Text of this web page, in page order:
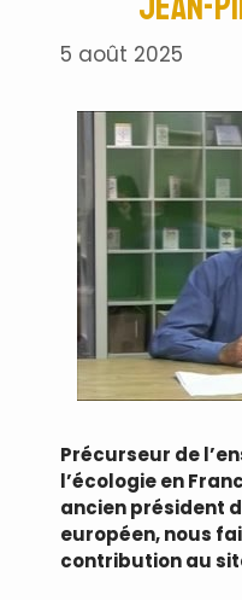
5 août 2025
Précurseur de
l’écologie en
ancien président
européen, nous
contribution au